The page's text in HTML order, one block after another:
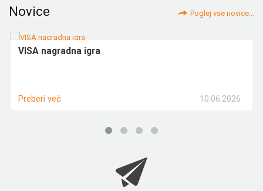
Novice Poglej vse novice...
VISA nagradna igra
10.06.2026
Preberi več